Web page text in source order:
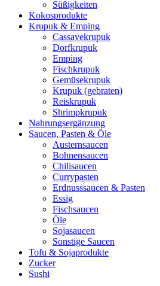
Süßigkeiten
Kokosprodukte
Krupuk & Emping
Cassavekrupuk
Dorfkrupuk
Emping
Fischkrupuk
Gemüsekrupuk
Krupuk (gebraten)
Reiskrupuk
Shrimpkrupuk
Nahrungsergänzung
Saucen, Pasten & Öle
Austernsaucen
Bohnensaucen
Chilisaucen
Currypasten
Erdnusssaucen & Pasten
Essig
Fischsaucen
Öle
Sojasaucen
Sonstige Saucen
Tofu & Sojaprodukte
Zucker
Sushi